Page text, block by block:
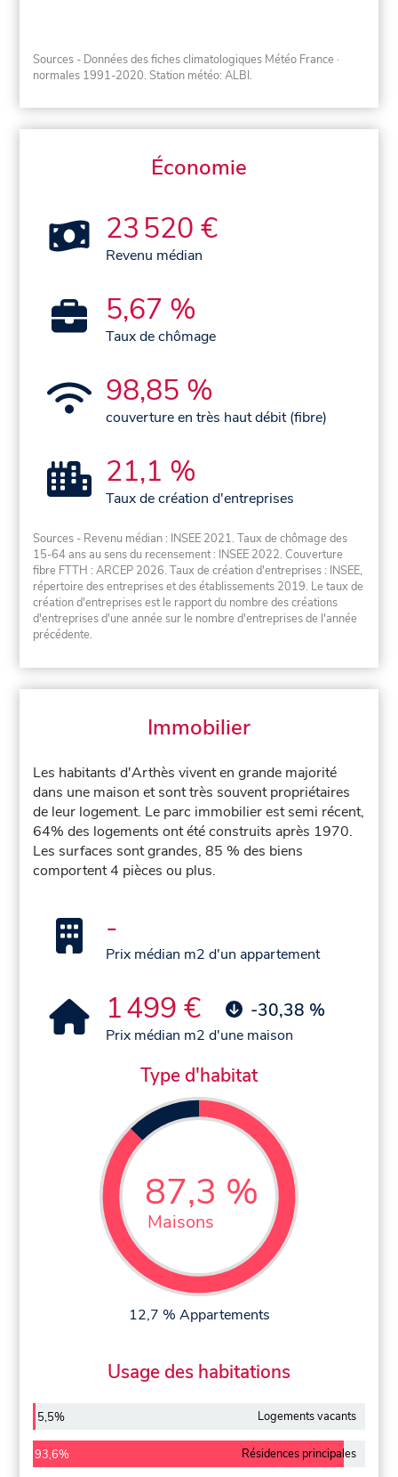
Sources - Données des fiches climatologiques Météo France ·
normales 1991-2020. Station météo: ALBI.
Économie
23 520 €
Revenu médian
5,67 %
Taux de chômage
98,85 %
couverture en très haut débit (fibre)
21,1 %
Taux de création d'entreprises
Sources - Revenu médian : INSEE 2021. Taux de chômage des
15-64 ans au sens du recensement : INSEE 2022. Couverture
fibre FTTH : ARCEP 2026. Taux de création d'entreprises : INSEE,
répertoire des entreprises et des établissements 2019. Le taux de
création d'entreprises est le rapport du nombre des créations
d'entreprises d'une année sur le nombre d'entreprises de l'année
précédente.
Immobilier
Les habitants d'Arthès vivent en grande majorité
dans une maison et sont très souvent propriétaires
de leur logement. Le parc immobilier est semi récent,
64% des logements ont été construits après 1970.
Les surfaces sont grandes, 85 % des biens
comportent 4 pièces ou plus.
-
Prix médian m2 d'un appartement
1 499 € -30,38 %
Prix médian m2 d'une maison
Type d'habitat
87,3 %
Maisons
12,7 % Appartements
Usage des habitations
5,5% Logements vacants
93,6% Résidences principales